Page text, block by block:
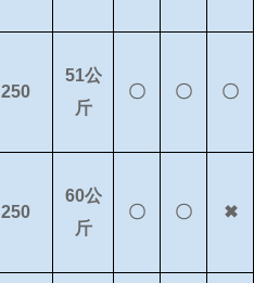
250
51公
斤
〇 〇 〇
250
60公
斤
〇 〇 ✖